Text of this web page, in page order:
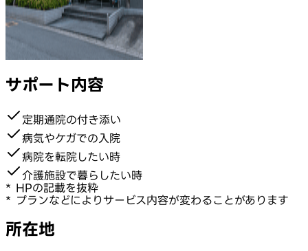
サポート内容
定期通院の付き添い
病気やケガでの入院
病院を転院したい時
介護施設で暮らしたい時
* HPの記載を抜粋
* プランなどによりサービス内容が変わることがあります
所在地